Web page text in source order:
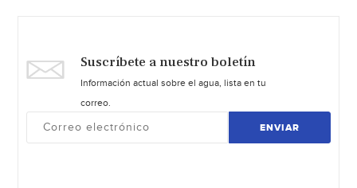
Suscríbete a nuestro boletín
Información actual sobre el agua, lista en tu
correo.
ENVIAR